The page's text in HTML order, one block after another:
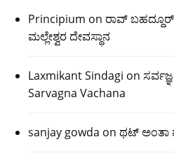
Principium on ರಾವ್ ಬಹದ್ದೂರ್
ಮಲ್ಲೇಶ್ವರ ದೇವಸ್ಥಾನ
Laxmikant Sindagi on
Sarvagna Vachana
sanjay gowda on ಥಟ್ ಅಂತಾ